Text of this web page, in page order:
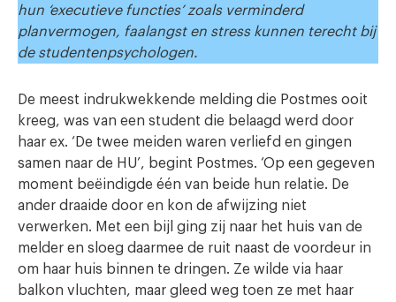
hun ‘executieve functies’ zoals verminderd
planvermogen, faalangst en stress kunnen terecht bij
de studentenpsychologen.
De meest indrukwekkende melding die Postmes ooit
kreeg, was van een student die belaagd werd door
haar ex. ‘De twee meiden waren verliefd en gingen
samen naar de HU’, begint Postmes. ‘Op een gegeven
moment beëindigde één van beide hun relatie. De
ander draaide door en kon de afwijzing niet
verwerken. Met een bijl ging zij naar het huis van de
melder en sloeg daarmee de ruit naast de voordeur in
om haar huis binnen te dringen. Ze wilde via haar
balkon vluchten, maar gleed weg toen ze met haar